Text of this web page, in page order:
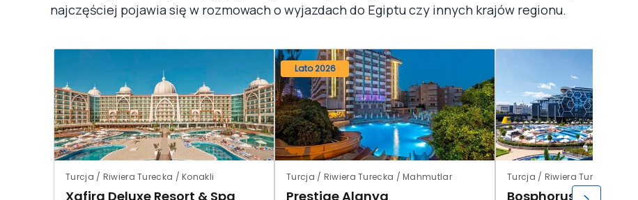
najczęściej pojawia się w rozmowach o wyjazdach do Egiptu czy innych krajów regionu.
Turcja / Riwiera Turecka / Konakli
Xafira Deluxe Resort & Spa
Lato 2026
Turcja / Riwiera Turecka / Mahmutlar
Prestige Alanya
Turcja / Riwiera Turecka / Side
Bosphorus Sorgun